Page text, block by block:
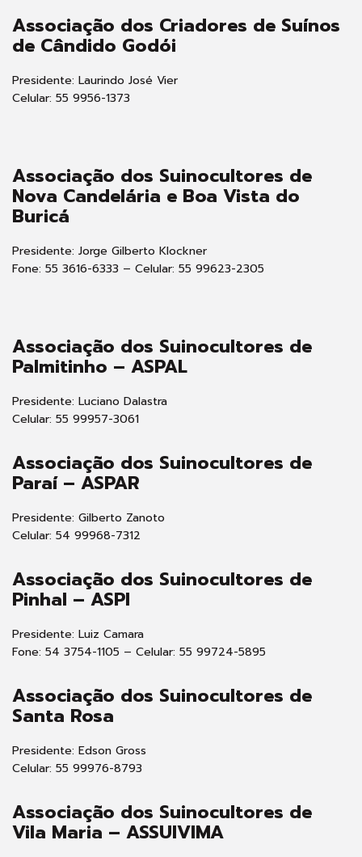
Associação dos Criadores de Suínos
de Cândido Godói
Presidente: Laurindo José Vier
Celular: 55 9956-1373
Associação dos Suinocultores de
Nova Candelária e Boa Vista do
Buricá
Presidente: Jorge Gilberto Klockner
Fone: 55 3616-6333 – Celular: 55 99623-2305
Associação dos Suinocultores de
Palmitinho – ASPAL
Presidente: Luciano Dalastra
Celular: 55 99957-3061
Associação dos Suinocultores de
Paraí – ASPAR
Presidente: Gilberto Zanoto
Celular: 54 99968-7312
Associação dos Suinocultores de
Pinhal – ASPI
Presidente: Luiz Camara
Fone: 54 3754-1105 – Celular: 55 99724-5895
Associação dos Suinocultores de
Santa Rosa
Presidente: Edson Gross
Celular: 55 99976-8793
Associação dos Suinocultores de
Vila Maria – ASSUIVIMA